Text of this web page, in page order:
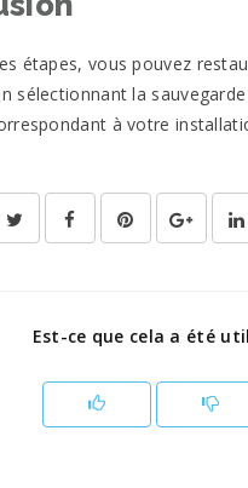
étapes, vous pouvez
sélectionnant la
à votre
Est-ce que cela a été